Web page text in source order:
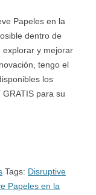
Papeles en la
dentro de
explorar y mejorar
tengo el
los
para su
Tags: Disruptive
Papeles en la